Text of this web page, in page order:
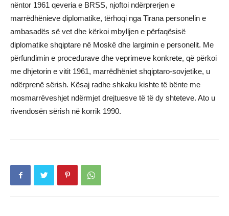
nëntor 1961 qeveria e BRSS, njoftoi ndërprerjen e
marrëdhënieve diplomatike, tërhoqi nga Tirana personelin e
ambasadës së vet dhe kërkoi mbylljen e përfaqësisë
diplomatike shqiptare në Moskë dhe largimin e personelit. Me
përfundimin e procedurave dhe veprimeve konkrete, që përkoi
me dhjetorin e vitit 1961, marrëdhëniet shqiptaro-sovjetike, u
ndërprenë sërish. Kësaj radhe shkaku kishte të bënte me
mosmarrëveshjet ndërmjet drejtuesve të të dy shteteve. Ato u
rivendosën sërish në korrik 1990.